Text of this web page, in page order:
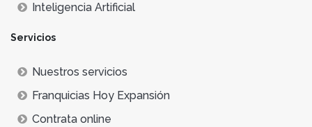
Inteligencia Artificial
Servicios
Nuestros servicios
Franquicias Hoy Expansión
Contrata online